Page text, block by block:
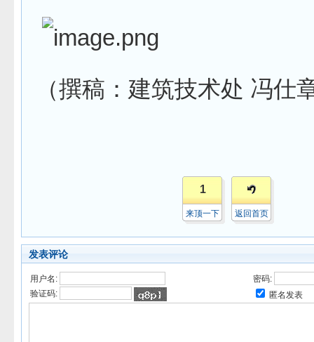
（撰稿：建筑技术处 冯仕
1
来顶一下 返回首页
发表评论
用户名:
密码:
验证码:
匿名发表